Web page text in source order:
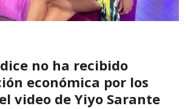
no ha recibido
económica por los
video de Yiyo Sarante